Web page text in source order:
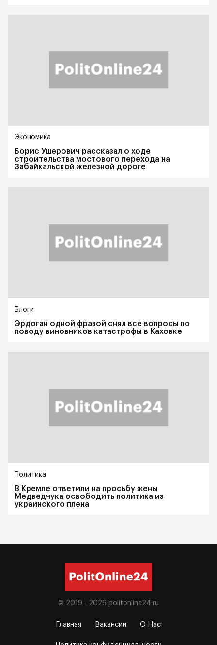
Экономика
Борис Ушерович рассказал о ходе
строительства мостового перехода на
Забайкальской железной дороге
Блоги
Эрдоган одной фразой снял все вопросы по
поводу виновников катастрофы в Каховке
Политика
В Кремле ответили на просьбу жены
Медведчука освободить политика из
украинского плена
© 2019 - 2026 politonline24.ru
Главная Вакансии О Нас